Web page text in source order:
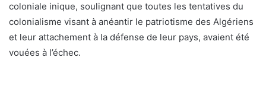
coloniale inique, soulignant que toutes les tentatives du
colonialisme visant à anéantir le patriotisme des Algériens
et leur attachement à la défense de leur pays, avaient été
vouées à l’échec.